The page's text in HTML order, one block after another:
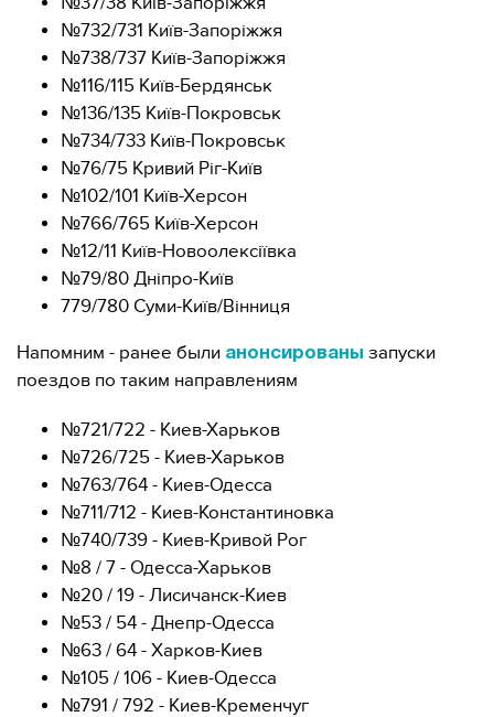
№732/731 Київ-Запоріжжя
№738/737 Київ-Запоріжжя
№116/115 Київ-Бердянськ
№136/135 Київ-Покровськ
№734/733 Київ-Покровськ
№76/75 Кривий Ріг-Київ
№102/101 Київ-Херсон
№766/765 Київ-Херсон
№12/11 Київ-Новоолексіївка
№79/80 Дніпро-Київ
779/780 Суми-Київ/Вінниця
Напомним - ранее были анонсированы запуски
поездов по таким направлениям
№721/722 - Киев-Харьков
№726/725 - Киев-Харьков
№763/764 - Киев-Одесса
№711/712 - Киев-Константиновка
№740/739 - Киев-Кривой Рог
№8 / 7 - Одесса-Харьков
№20 / 19 - Лисичанск-Киев
№53 / 54 - Днепр-Одесса
№63 / 64 - Харков-Киев
№105 / 106 - Киев-Одесса
№791 / 792 - Киев-Кременчуг